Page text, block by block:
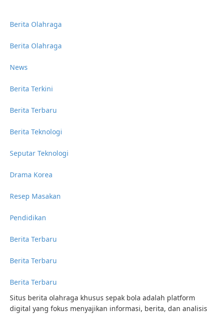
Berita Olahraga
Berita Olahraga
News
Berita Terkini
Berita Terbaru
Berita Teknologi
Seputar Teknologi
Drama Korea
Resep Masakan
Pendidikan
Berita Terbaru
Berita Terbaru
Berita Terbaru
Situs berita olahraga khusus sepak bola adalah platform
digital yang fokus menyajikan informasi, berita, dan analisis